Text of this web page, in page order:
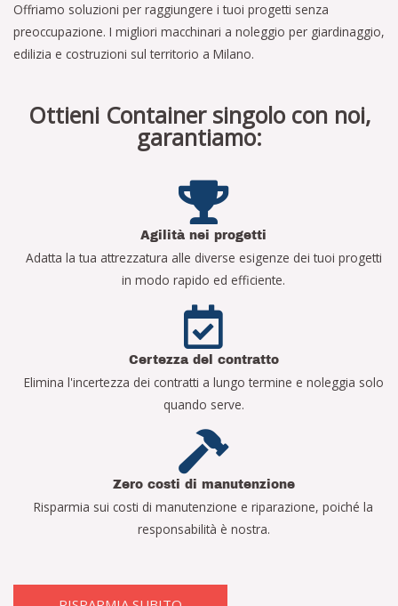
Offriamo soluzioni per raggiungere i tuoi progetti senza
preoccupazione. I migliori macchinari a noleggio per giardinaggio,
edilizia e costruzioni sul territorio a Milano.
Ottieni Container singolo con noi,
garantiamo:
Agilità nei progetti
Adatta la tua attrezzatura alle diverse esigenze dei tuoi progetti
in modo rapido ed efficiente.
Certezza del contratto
Elimina l'incertezza dei contratti a lungo termine e noleggia solo
quando serve.
Zero costi di manutenzione
Risparmia sui costi di manutenzione e riparazione, poiché la
responsabilità è nostra.